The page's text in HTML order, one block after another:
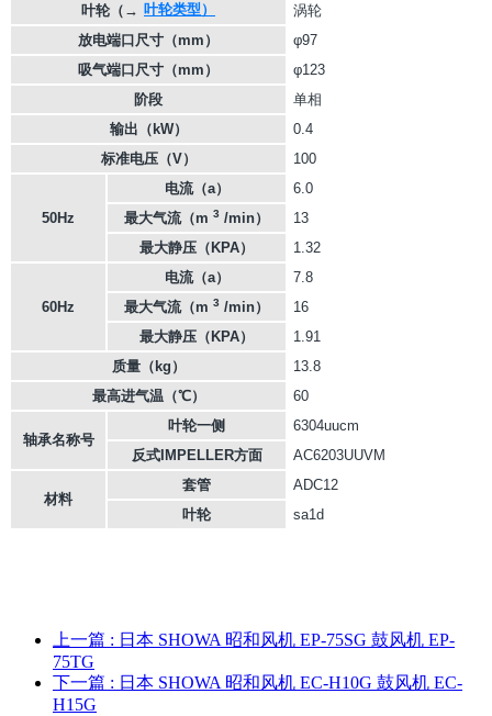
叶轮 （→ 叶轮类型）
涡轮
放电端口尺寸（mm）
φ97
吸气端口尺寸（mm）
φ123
阶段
单相
输出（kW）
0.4
标准电压（V）
100
50Hz
电流（a）
6.0
最大气流（m 3 /min）
13
最大静压（KPA）
1.32
60Hz
电流（a）
7.8
最大气流（m 3 /min）
16
最大静压（KPA）
1.91
质量（kg）
13.8
最高进气温（℃）
60
轴承名称号
叶轮一侧
6304uucm
反式IMPELLER方面
AC6203UUVM
材料
套管
ADC12
叶轮
sa1d
上一篇 : 日本 SHOWA 昭和风机 EP-75SG 鼓风机 EP-
75TG
下一篇 : 日本 SHOWA 昭和风机 EC-H10G 鼓风机 EC-
H15G